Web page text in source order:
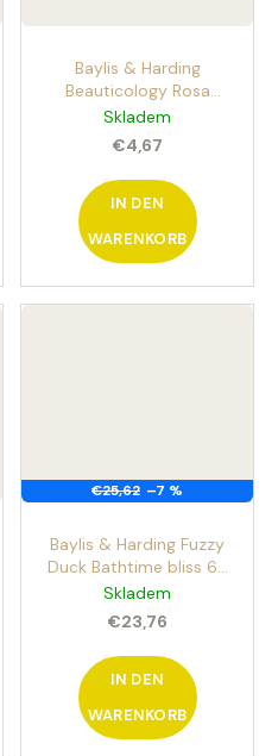
Baylis & Harding
Beauticology Rosa
Limonade Badebombe
funkelnde Badebombe
Meerjungfrau
Skladem
€4,67
IN DEN
WARENKORB
€25,62 –7 %
Baylis & Harding Fuzzy
Duck Bathtime bliss 6-
teiliges Körperpflegeset
Skladem
€23,76
IN DEN
WARENKORB